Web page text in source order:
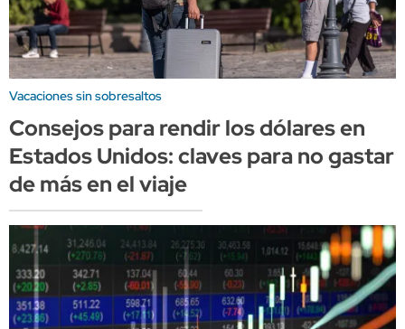
Vacaciones sin sobresaltos
Consejos para rendir los dólares en
Estados Unidos: claves para no gastar
de más en el viaje